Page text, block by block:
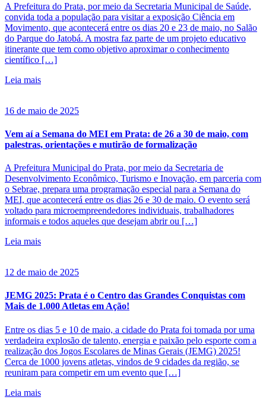
A Prefeitura do Prata, por meio da Secretaria Municipal de Saúde,
convida toda a população para visitar a exposição Ciência em
Movimento, que acontecerá entre os dias 20 e 23 de maio, no Salão
do Parque do Jatobá. A mostra faz parte de um projeto educativo
itinerante que tem como objetivo aproximar o conhecimento
científico […]
Leia mais
16 de maio de 2025
Vem aí a Semana do MEI em Prata: de 26 a 30 de maio, com
palestras, orientações e mutirão de formalização
A Prefeitura Municipal do Prata, por meio da Secretaria de
Desenvolvimento Econômico, Turismo e Inovação, em parceria com
o Sebrae, prepara uma programação especial para a Semana do
MEI, que acontecerá entre os dias 26 e 30 de maio. O evento será
voltado para microempreendedores individuais, trabalhadores
informais e todos aqueles que desejam abrir ou […]
Leia mais
12 de maio de 2025
JEMG 2025: Prata é o Centro das Grandes Conquistas com
Mais de 1.000 Atletas em Ação!
Entre os dias 5 e 10 de maio, a cidade do Prata foi tomada por uma
verdadeira explosão de talento, energia e paixão pelo esporte com a
realização dos Jogos Escolares de Minas Gerais (JEMG) 2025!
Cerca de 1000 jovens atletas, vindos de 9 cidades da região, se
reuniram para competir em um evento que […]
Leia mais